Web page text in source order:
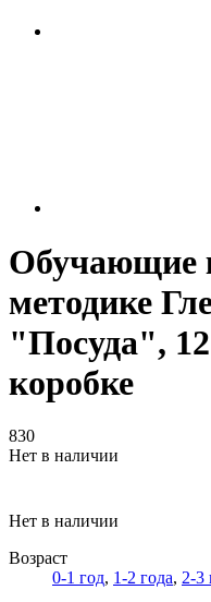
Обучающие
методике
"Посуда",
коробке
830
Нет в наличии
Нет в наличии
Возраст
0-1 год, 1-2 года, 2-3